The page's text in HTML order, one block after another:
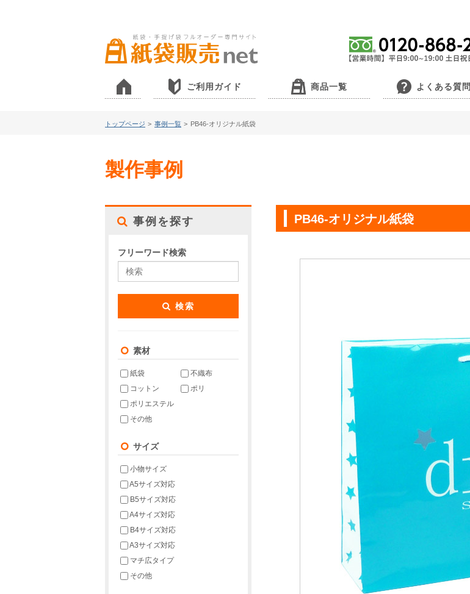
ご利用ガイド 商品一覧 よくある質問
トップページ > 事例一覧 > PB46-オリジナル紙袋
製作事例
事例を探す
フリーワード検索
検索
素材
紙袋
不織布
コットン
ポリ
ポリエステル
その他
サイズ
小物サイズ
A5サイズ対応
B5サイズ対応
A4サイズ対応
B4サイズ対応
A3サイズ対応
マチ広タイプ
その他
PB46-オリジナル紙袋